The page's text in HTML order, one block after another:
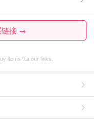
链接 →
items via our links.